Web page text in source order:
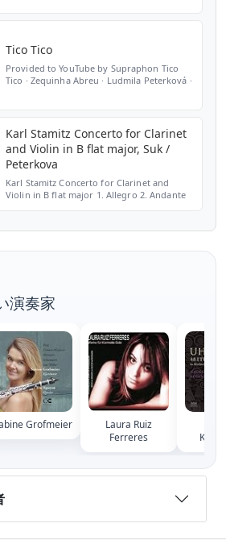
Tico Tico
Provided to YouTube by Supraphon Tico
Tico · Zequinha Abreu · Ludmila Peterková ·
Karl Stamitz Concerto for Clarinet
and Violin in B flat major, Suk /
Peterkova
Karl Stamitz Concerto for Clarinet and
Violin in B flat major 1. Allegro 2. Andante
Prague Philharm...
演奏家
Grofmeier
Laura Ruiz
Ferreres